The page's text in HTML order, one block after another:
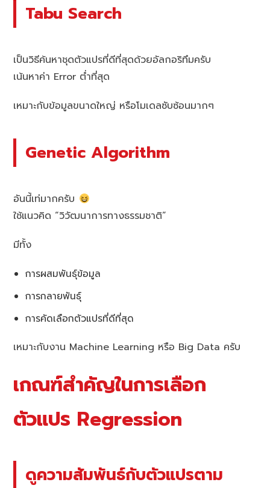
Tabu Search
เป็นวิธีค้นหาชุดตัวแปรที่ดีที่สุดด้วยอัลกอริทึมครับ
เน้นหาค่า Error ต่ำที่สุด
เหมาะกับข้อมูลขนาดใหญ่ หรือโมเดลซับซ้อนมากๆ
Genetic Algorithm
อันนี้เท่มากครับ
ใช้แนวคิด “วิวัฒนาการทางธรรมชาติ”
มีทั้ง
การผสมพันธุ์ข้อมูล
การกลายพันธุ์
การคัดเลือกตัวแปรที่ดีที่สุด
เหมาะกับงาน Machine Learning หรือ Big Data ครับ
เกณฑ์สำคัญในการเลือก
ตัวแปร Regression
ดูความสัมพันธ์กับตัวแปรตาม